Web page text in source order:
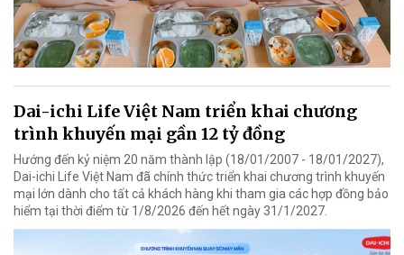
Dai-ichi Life Việt Nam triển khai chương
trình khuyến mại gần 12 tỷ đồng
Hướng đến kỷ niệm 20 năm thành lập (18/01/2007 - 18/01/2027),
Dai-ichi Life Việt Nam đã chính thức triển khai chương trình khuyến
mại lớn dành cho tất cả khách hàng khi tham gia các hợp đồng bảo
hiểm tại thời điểm từ 1/8/2026 đến hết ngày 31/1/2027.